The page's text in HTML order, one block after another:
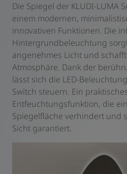
Die Spiegel der KLUDI-LUMA
einem modernen,
innovativen Funktionen. Die
Hintergrundbeleuchtung
angenehmes Licht und
Atmosphäre. Dank der
lässt sich die LED-
Switch steuern. Ein
Entfeuchtungsfunktion, die
Spiegelfläche verhindert und
Sicht garantiert.